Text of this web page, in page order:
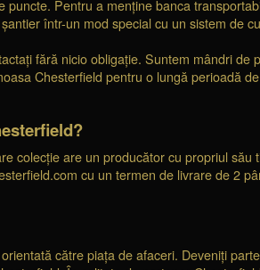
Pentru a menține banca
într-un mod special cu un sistem de
fără nicio obligație. Suntem mândri de
Chesterfield pentru o lungă perioadă
colecție are un producător cu propriul
cu un termen de livrare de 2
către piața de afaceri. Deveniți